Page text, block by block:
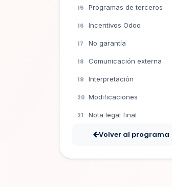
Programas de terceros
Incentivos Odoo
No garantía
Comunicación externa
Interpretación
Modificaciones
Nota legal final
Volver al programa